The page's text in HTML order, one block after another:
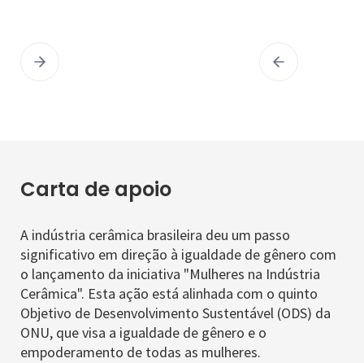
Carta de apoio
A indústria cerâmica brasileira deu um passo
significativo em direção à igualdade de gênero com
o lançamento da iniciativa "Mulheres na Indústria
Cerâmica". Esta ação está alinhada com o quinto
Objetivo de Desenvolvimento Sustentável (ODS) da
ONU, que visa a igualdade de gênero e o
empoderamento de todas as mulheres.